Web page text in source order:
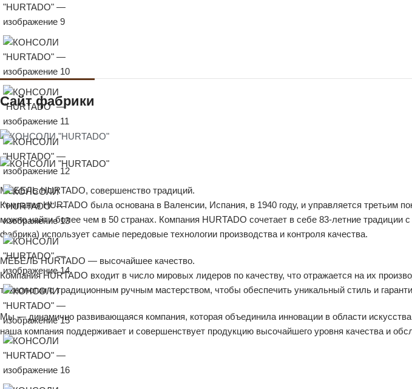
Сайт фабрики
МЕБЕЛЬ HURTADO, совершенство традиций.
Компания HURTADO была основана в Валенсии, Испания, в 1940 году, и управляется
можно найти более чем в 50 странах. Компания HURTADO сочетает в себе 83-летние
фабрика) использует самые передовые технологии производства и контроля качества.
МЕБЕЛЬ HURTADO — высочайшее качество.
Компания HURTADO входит в число мировых лидеров по качеству, что отражается на их
технологии с традиционным ручным мастерством, чтобы обеспечить уникальный стиль и
Мы — динамично развивающаяся компания, которая объединила инновации в области
наша компания поддерживает и совершенствует продукцию высочайшего уровня качества и